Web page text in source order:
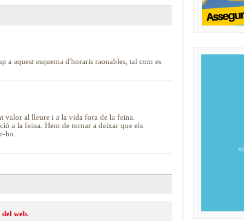
aquest esquema d'horaris raonables, tal com es
valor al lleure i a la vida fora de la feina.
a la feina. Hem de tornar a deixar que els
ho.
web.